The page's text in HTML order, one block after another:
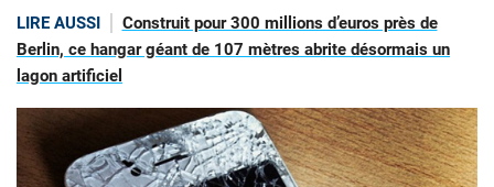
LIRE AUSSI
Construit pour 300 millions d’euros près de
Berlin, ce hangar géant de 107 mètres abrite désormais un
lagon artificiel